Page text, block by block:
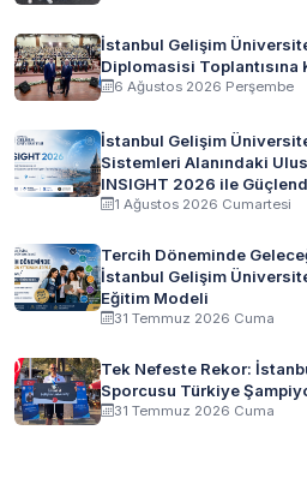
İstanbul Gelişim
Diplomasisi Toplantısına
6 Ağustos 2026 Perşembe
İstanbul Gelişim
Sistemleri Alanındaki
INSIGHT 2026 ile
1 Ağustos 2026 Cumartesi
Tercih Döneminde
İstanbul Gelişim
Eğitim Modeli
31 Temmuz 2026 Cuma
Tek Nefeste Rekor:
Sporcusu Türkiye
31 Temmuz 2026 Cuma